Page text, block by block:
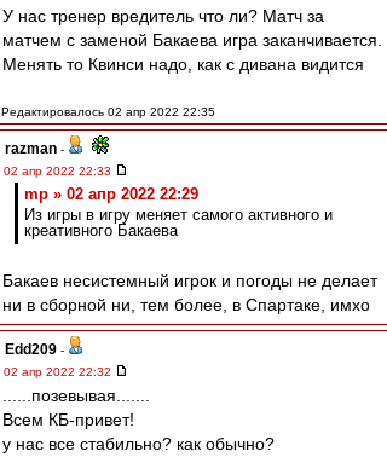
У нас тренер вредитель что ли? Матч за
матчем с заменой Бакаева игра заканчивается.
Менять то Квинси надо, как с дивана видится
Редактировалось 02 апр 2022 22:35
razman -
02 апр 2022 22:33
mp » 02 апр 2022 22:29
Из игры в игру меняет самого активного и
креативного Бакаева
Бакаев несистемный игрок и погоды не делает
ни в сборной ни, тем более, в Спартаке, имхо
Edd209 -
02 апр 2022 22:32
......позевывая.......
Всем КБ-привет!
у нас все стабильно? как обычно?